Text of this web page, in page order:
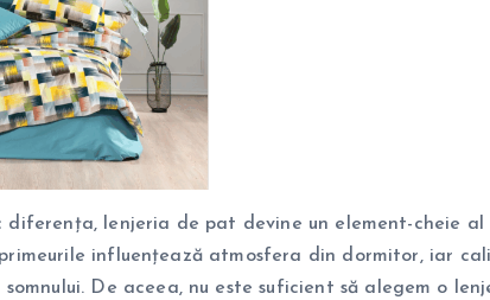
lenjeria de pat devine un element-cheie al
influențează atmosfera din dormitor, iar
De aceea, nu este suficient să alegem o